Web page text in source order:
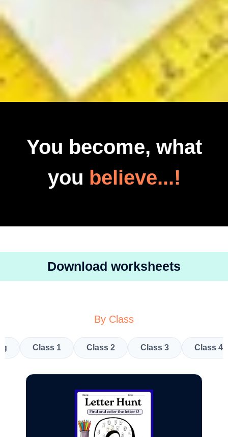
You become, what
you believe...!
Download worksheets
By Class
Class 1 Class 2 Class 3 Class 4